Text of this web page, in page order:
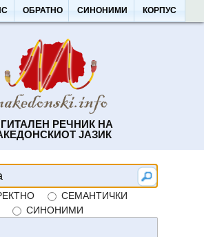
РЕЧНИК НА
ЈАЗИК
ОБРАТНО СИНОНИМИ КОРПУС
СЕМАНТИЧКИ
СИНОНИМИ